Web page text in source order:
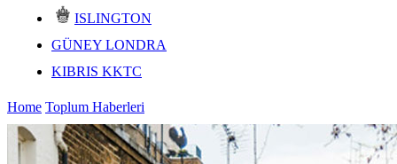
ISLINGTON
GÜNEY LONDRA
KIBRIS KKTC
Home Toplum Haberleri